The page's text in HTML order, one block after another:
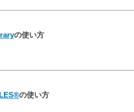
の使い方
の使い方